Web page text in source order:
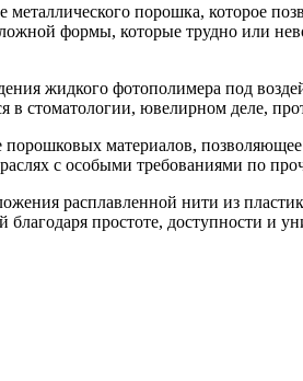
металлического порошка, которое
формы, которые трудно или
жидкого фотополимера под
в стоматологии, ювелирном деле,
материалов,
с особыми требованиями по
расплавленной нити из
простоте, доступности и